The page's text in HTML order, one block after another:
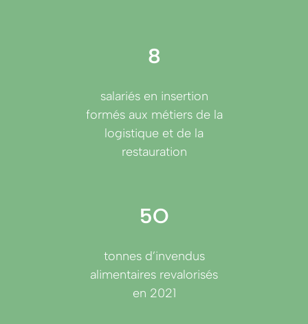
8
salariés en insertion
formés aux métiers de la
logistique et de la
restauration
5O
tonnes d’invendus
alimentaires revalorisés
en 2021